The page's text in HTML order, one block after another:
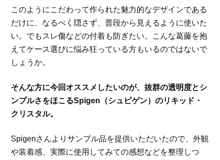
このようにこだわって作られた魅力的なデザインである
だけに、なるべく隠さず、普段から見えるように使いた
い。でもスレ傷などの付着も防ぎたい。こんな葛藤を抱
えてケース選びに悩み狂っている方もいるのではないで
しょうか。
そんな方に今回オススメしたいのが、抜群の透明度とシ
ンプルさをほこるSpigen（シュピゲン）のリキッド・
クリスタル。
Spigenさんよりサンプル品を提供いただいたので、外観
や装着感、実際に使用してみての感想などを整理しつ